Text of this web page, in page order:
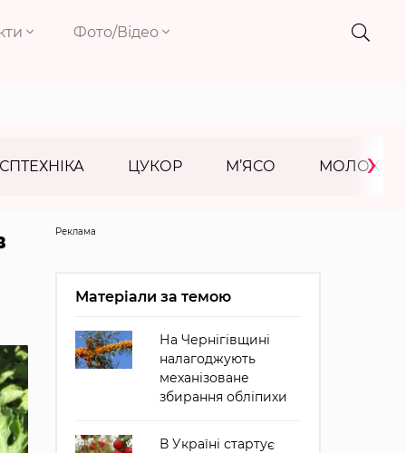
Фото/Відео
ЦУКОР М’ЯСО МОЛОКО
›
Реклама
Матеріали за темою
На Чернігівщині
налагоджують
механізоване
збирання обліпихи
В Україні стартує